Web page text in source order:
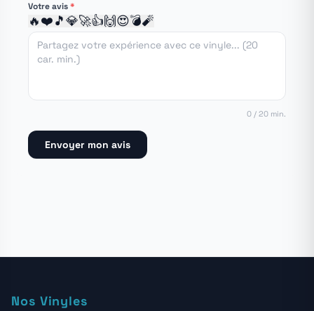
Votre avis*
🔥❤️🎵💎🚀👍🙌😍💣🧨
0 / 20 min.
Envoyer mon avis
Nos Vinyles